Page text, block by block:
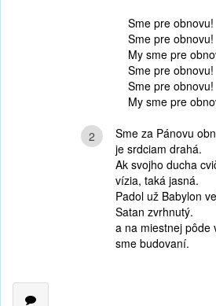
Sme pre obnovu!
Sme pre obnovu!
My sme pre
Sme pre obnovu!
Sme pre obnovu!
My sme pre
2
Sme za Pánovu
je srdciam drahá.
Ak svojho ducha
vízia, taká jasná.
Padol už Babylon
Satan zvrhnutý.
a na miestnej pôde
sme budovaní.